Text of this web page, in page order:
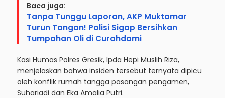
Baca juga:
Tanpa Tunggu Laporan, AKP Muktamar
Turun Tangan! Polisi Sigap Bersihkan
Tumpahan Oli di Curahdami
Kasi Humas Polres Gresik, Ipda Hepi Muslih Riza,
menjelaskan bahwa insiden tersebut ternyata dipicu
oleh konflik rumah tangga pasangan pengamen,
Suhariadi dan Eka Amalia Putri.